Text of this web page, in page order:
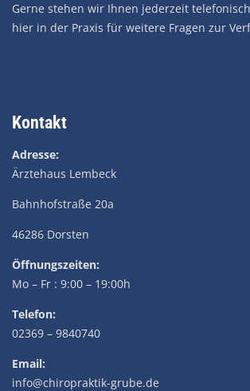
Gerne stehen wir Ihnen jederzeit
hier in der Praxis für weitere Fragen zur
Kontakt
Adresse:
Ärztehaus Lembeck
Bahnhofstraße 20a
46286 Dorsten
Öffnungszeiten:
Mo – Fr : 9:00 – 19:00h
Telefon:
02369 – 9840740
Email:
info@chiropraktik-grube.de